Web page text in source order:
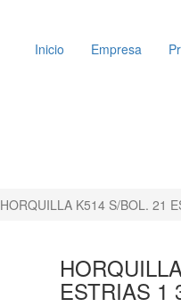
Inicio Empresa
HORQUILLA K514 S/BOL. 21
ESTRIAS 1